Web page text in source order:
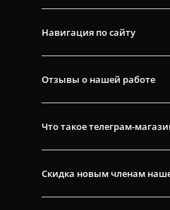
Навигация по сайту
Отзывы о нашей работе
Что такое телеграм-
Скидка новым членам